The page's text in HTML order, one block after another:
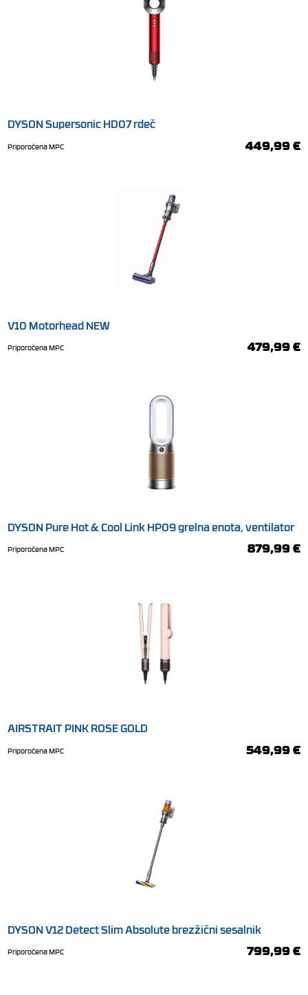
DYSON Supersonic HD07 rdeč
Priporočena MPC 449,99 €
V10 Motorhead NEW
Priporočena MPC 479,99 €
DYSON Pure Hot & Cool Link HP09 grelna enota, ventilator
Priporočena MPC 879,99 €
AIRSTRAIT PINK ROSE GOLD
Priporočena MPC 549,99 €
DYSON V12 Detect Slim Absolute brezžični sesalnik
Priporočena MPC 799,99 €